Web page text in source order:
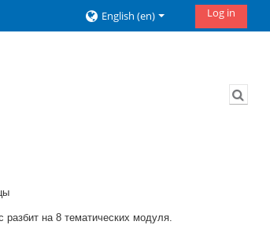
English ‎(en)‎ Log in
разбит на 8 тематических модуля.